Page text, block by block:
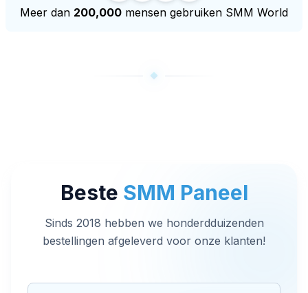
Twitch volgers kopen
Meer dan 200,000 mensen gebruiken SMM World
Beste SMM Paneel
Sinds 2018 hebben we honderdduizenden
bestellingen afgeleverd voor onze klanten!